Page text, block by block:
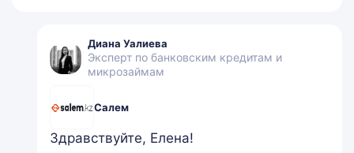
Диана Уалиева
Эксперт по банковским кредитам и
микрозаймам
Салем
Здравствуйте, Елена!